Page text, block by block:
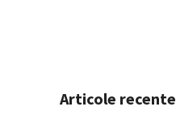
Articole recente